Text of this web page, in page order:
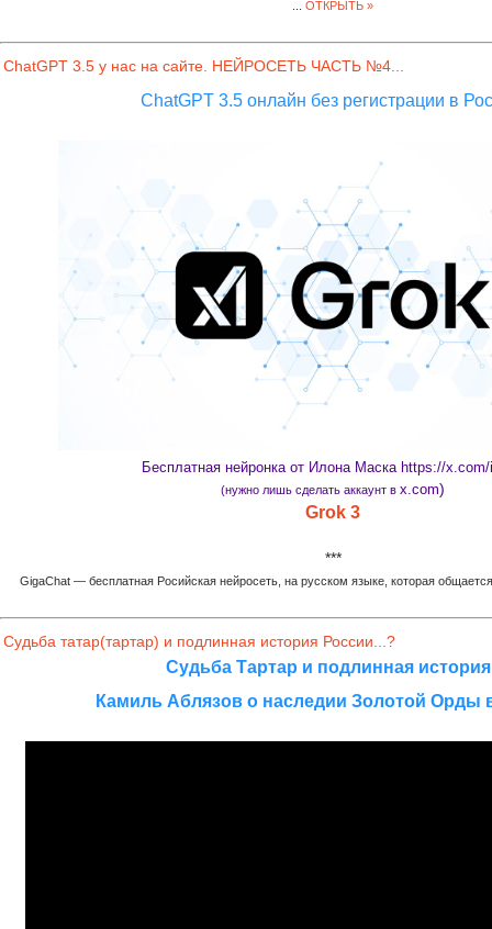
ОТКРЫТЬ »
ChatGPT 3.5 у нас на сайте. НЕЙРОСЕТЬ ЧАСТЬ №4...
ChatGPT 3.5 онлайн без регистрации в
Бесплатная нейронка от Илона Маска https://
(нужно лишь сделать аккаунт в x.com)
Grok 3
***
GigaChat — бесплатная Росийская нейросеть, на русском языке, которая
Судьба татар(тартар) и подлинная история России...?
Судьба Тартар и подлинная
Камиль Аблязов о наследии Золотой Орды